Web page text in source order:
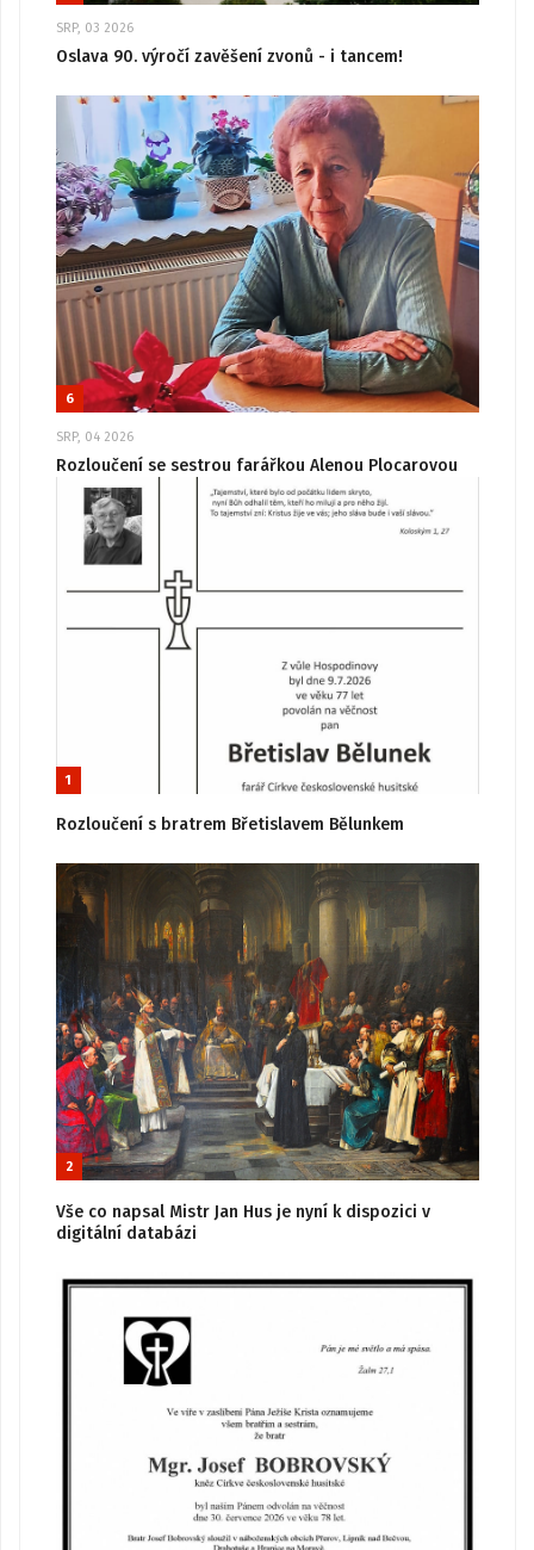
SRP, 03 2026
Oslava 90. výročí zavěšení zvonů - i tancem!
6
SRP, 04 2026
Rozloučení se sestrou farářkou Alenou Plocarovou
1
Rozloučení s bratrem Břetislavem Bělunkem
2
Vše co napsal Mistr Jan Hus je nyní k dispozici v
digitální databázi